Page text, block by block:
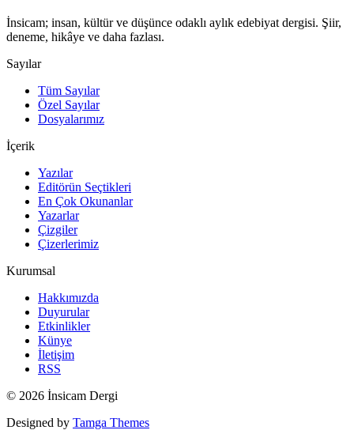
İnsicam; insan, kültür ve düşünce odaklı aylık edebiyat dergisi. Şiir,
deneme, hikâye ve daha fazlası.
Sayılar
Tüm Sayılar
Özel Sayılar
Dosyalarımız
İçerik
Yazılar
Editörün Seçtikleri
En Çok Okunanlar
Yazarlar
Çizgiler
Çizerlerimiz
Kurumsal
Hakkımızda
Duyurular
Etkinlikler
Künye
İletişim
RSS
© 2026 İnsicam Dergi
Designed by Tamga Themes